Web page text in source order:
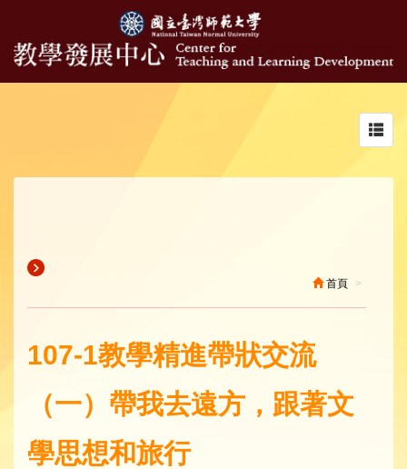
首頁
107-1教學精進帶狀交流
（一）帶我去遠方，跟著文
學思想和旅行